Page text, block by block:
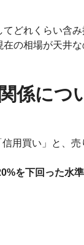
どれくらい含
の相場が天井
係につ
用買い」と、
を下回った水